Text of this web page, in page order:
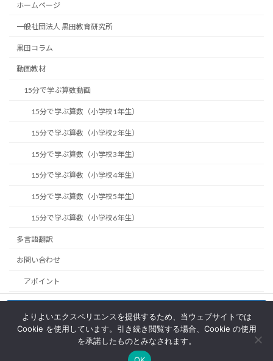
ホームページ
一般社団法人 黒田教育研究所
黒田コラム
動画教材
15分で学ぶ算数動画
15分で学ぶ算数（小学校1年生）
15分で学ぶ算数（小学校2年生）
15分で学ぶ算数（小学校3年生）
15分で学ぶ算数（小学校4年生）
15分で学ぶ算数（小学校5年生）
15分で学ぶ算数（小学校6年生）
多言語翻訳
お問い合わせ
アポイント
EduBridgeの利用方法
Facebook
お問い合わせ
Login to Lab
よりよいエクスペリエンスを提供するため、当ウェブサイトでは
Cookie を使用しています。引き続き閲覧する場合、Cookie の使用
を承諾したものとみなされます。